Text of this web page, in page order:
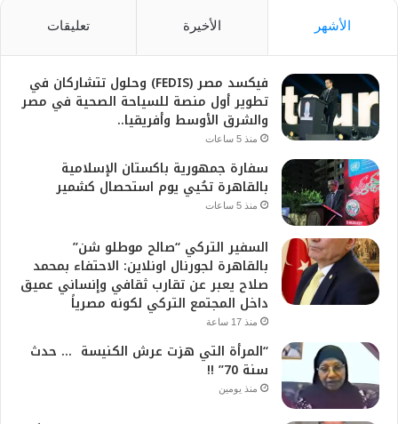
الأشهر الأخيرة تعليقات
فيكسد مصر (FEDIS) وحلول تتشاركان في
تطوير أول منصة للسياحة الصحية في مصر
والشرق الأوسط وأفريقيا..
منذ 5 ساعات
سفارة جمهورية باكستان الإسلامية
بالقاهرة تحُيي يوم استحصال كشمير
منذ 5 ساعات
السفير التركي “صالح موطلو شن”
بالقاهرة لجورنال اونلاين: الاحتفاء بمحمد
صلاح يعبر عن تقارب ثقافي وإنساني عميق
داخل المجتمع التركي لكونه مصرياً
منذ 17 ساعة
“المرأة التي هزت عرش الكنيسة … حدث
سنة 70” !!
منذ يومين